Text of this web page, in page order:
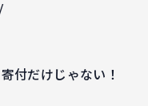
付だけじゃない！